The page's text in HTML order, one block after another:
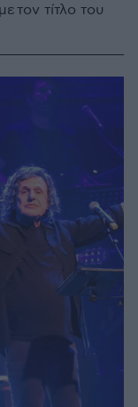
τον τίτλο του